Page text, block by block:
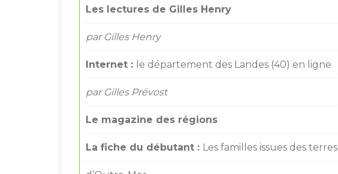
Les lectures de Gilles Henry
par Gilles Henry
Internet : le département des Landes (40) en ligne
par Gilles Prévost
Le magazine des régions
La fiche du débutant : Les familles issues des terres